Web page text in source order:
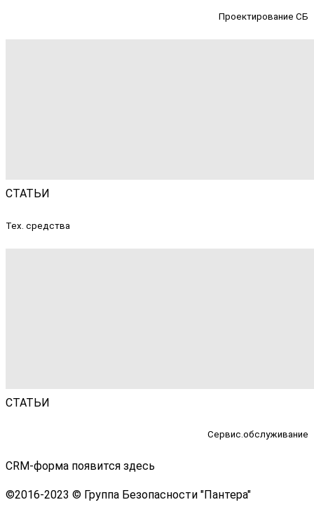
Проектирование СБ
СТАТЬИ
Тех. средства
СТАТЬИ
Сервис.обслуживание
CRM-форма появится здесь
©2016-2023 © Группа Безопасности "Пантера"